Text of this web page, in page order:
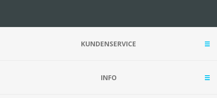
KUNDENSERVICE
INFO